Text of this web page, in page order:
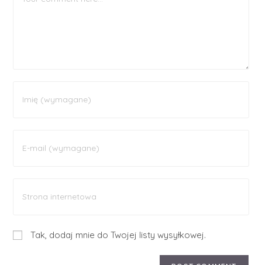
Tak, dodaj mnie do Twojej listy wysyłkowej.